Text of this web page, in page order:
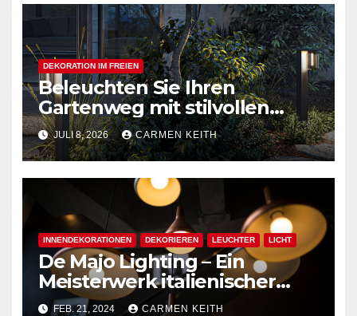
DEKORATION IM FREIEN
Beleuchten Sie Ihren
Gartenweg mit stilvollen
Außenpollerleuchten
JULI 8, 2026 CARMEN KEITH
INNENDEKORATIONEN DEKORIEREN LEUCHTER LICHT
De Majo Lighting – Ein
Meisterwerk italienischer
Handwerkskunst
FEB. 21, 2024 CARMEN KEITH